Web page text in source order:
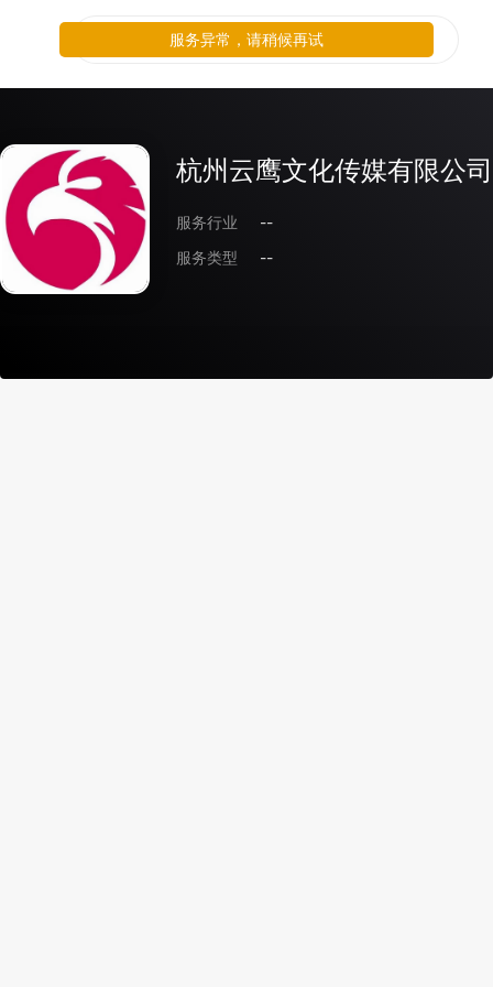
杭州云鹰文化传媒有限公司
服务行业
--
服务类型
--
服务异常，请稍候再试